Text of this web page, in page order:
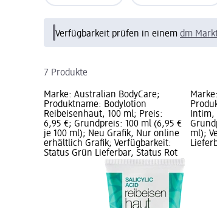
Verfügbarkeit prüfen in einem dm
7 Produkte
Marke: Australian BodyCare;
Produktname: Bodylotion
Reibeisenhaut, 100 ml; Preis:
6,95 €; Grundpreis: 100 ml (6,95 €
je 100 ml); Neu Grafik, Nur online
erhältlich Grafik; Verfügbarkeit:
Status Grün Lieferbar, Status Rot
Intim,
ml);